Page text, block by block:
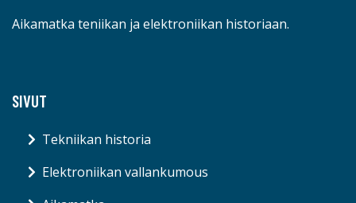
Aikamatka teniikan ja elektroniikan historiaan.
SIVUT
Tekniikan historia
Elektroniikan vallankumous